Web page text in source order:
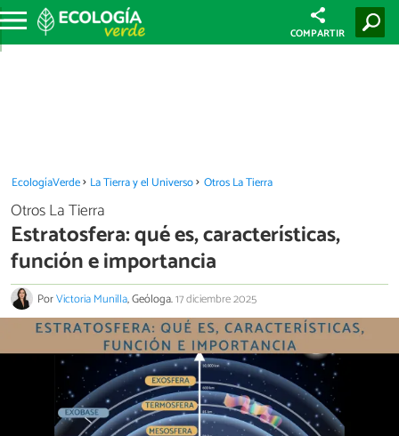
COMPARTIR
EcologíaVerde La Tierra y el Universo Otros La Tierra
Otros La Tierra
Estratosfera: qué es, características,
función e importancia
PorVictoria Munilla, Geóloga.17 diciembre 2025